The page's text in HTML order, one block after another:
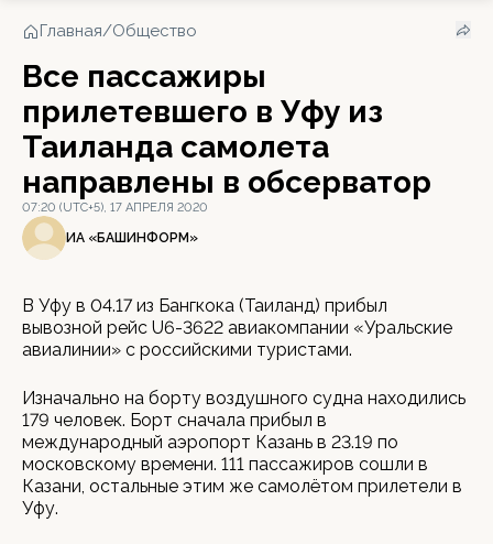
Главная/Общество
Все пассажиры
прилетевшего в Уфу из
Таиланда самолета
направлены в обсерватор
07:20 (UTC+5), 17 АПРЕЛЯ 2020
ИА «БАШИНФОРМ»
В Уфу в 04.17 из Бангкока (Таиланд) прибыл
вывозной рейс U6-3622 авиакомпании «Уральские
авиалинии» с российскими туристами.
Изначально на борту воздушного судна находились
179 человек. Борт сначала прибыл в
международный аэропорт Казань в 23.19 по
московскому времени. 111 пассажиров сошли в
Казани, остальные этим же самолётом прилетели в
Уфу.